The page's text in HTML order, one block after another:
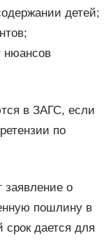
детей;
нюансов
в ЗАГС, если
по
о
пошлину в
срок дается для